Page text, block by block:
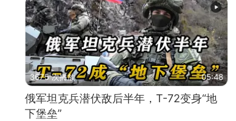
3675 次播放 05:48
俄军坦克兵潜伏敌后半年，T-72变身“地
下堡垒”